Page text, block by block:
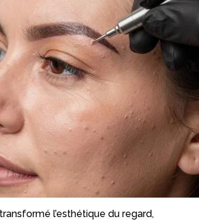
l’esthétique du regard,